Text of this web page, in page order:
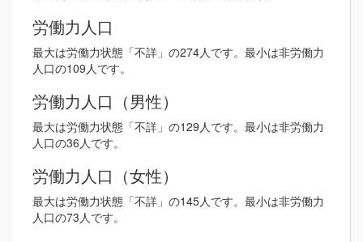
労働力人口
最大は労働力状態「不詳」の274人です。最小は非労働力
人口の109人です。
労働力人口（男性）
最大は労働力状態「不詳」の129人です。最小は非労働力
人口の36人です。
労働力人口（女性）
最大は労働力状態「不詳」の145人です。最小は非労働力
人口の73人です。